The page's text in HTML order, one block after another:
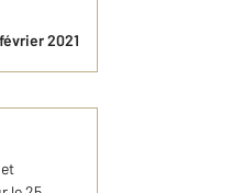
2021